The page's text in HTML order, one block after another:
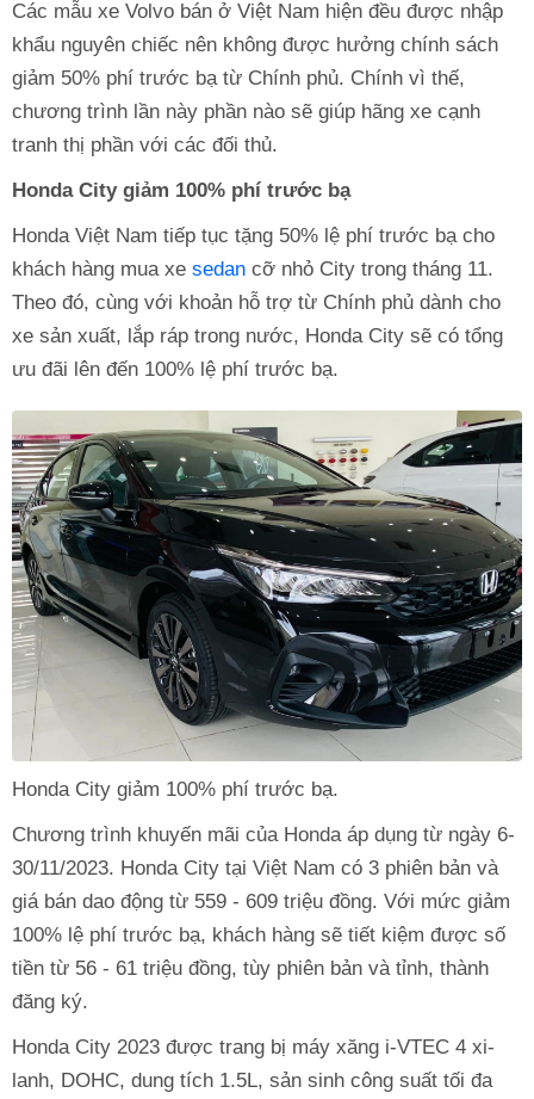
Các mẫu xe Volvo bán ở Việt Nam hiện đều được nhập
khẩu nguyên chiếc nên không được hưởng chính sách
giảm 50% phí trước bạ từ Chính phủ. Chính vì thế,
chương trình lần này phần nào sẽ giúp hãng xe cạnh
tranh thị phần với các đối thủ.
Honda City giảm 100% phí trước bạ
Honda Việt Nam tiếp tục tặng 50% lệ phí trước bạ cho
khách hàng mua xe sedan cỡ nhỏ City trong tháng 11.
Theo đó, cùng với khoản hỗ trợ từ Chính phủ dành cho
xe sản xuất, lắp ráp trong nước, Honda City sẽ có tổng
ưu đãi lên đến 100% lệ phí trước bạ.
Honda City giảm 100% phí trước bạ.
Chương trình khuyến mãi của Honda áp dụng từ ngày 6-
30/11/2023. Honda City tại Việt Nam có 3 phiên bản và
giá bán dao động từ 559 - 609 triệu đồng. Với mức giảm
100% lệ phí trước bạ, khách hàng sẽ tiết kiệm được số
tiền từ 56 - 61 triệu đồng, tùy phiên bản và tỉnh, thành
đăng ký.
Honda City 2023 được trang bị máy xăng i-VTEC 4 xi-
lanh, DOHC, dung tích 1.5L, sản sinh công suất tối đa